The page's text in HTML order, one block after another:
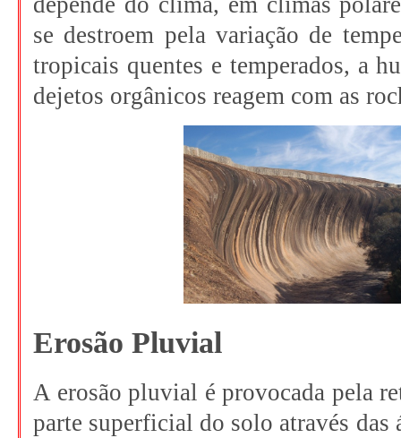
se destroem pela variação de
tropicais quentes e temperados, a
dejetos orgânicos reagem com as
Erosão Pluvial
A erosão pluvial é provocada pela
parte superficial do solo através das